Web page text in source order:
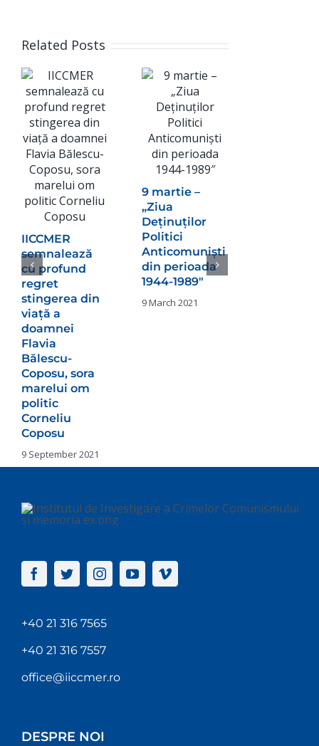
Related Posts
IICCMER
semnalează
cu profund
regret
stingerea din
viață a
doamnei
Flavia
Bălescu-
Coposu, sora
marelui om
politic
Corneliu
Coposu
9 September 2021
9 martie –
„Ziua
Deținuților
Politici
Anticomuniști
din perioada
1944-1989″
9 March 2021
+40 21 316 7565
+40 21 316 7557
office@iiccmer.ro
DESPRE NOI